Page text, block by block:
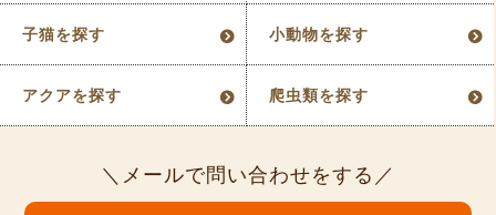
子猫を探す 小動物を探す
アクアを探す 爬虫類を探す
メールで問い合わせをする